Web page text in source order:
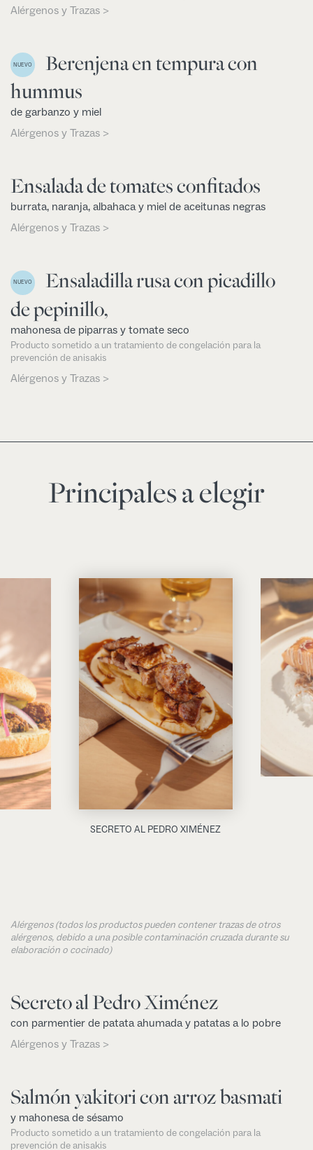
Alérgenos y Trazas >
NUEVO
Berenjena en tempura con
hummus
de garbanzo y miel
Alérgenos y Trazas >
Ensalada de tomates confitados
burrata, naranja, albahaca y miel de aceitunas negras
Alérgenos y Trazas >
NUEVO
Ensaladilla rusa con picadillo
de pepinillo,
mahonesa de piparras y tomate seco
Producto sometido a un tratamiento de congelación para la
prevención de anisakis
Alérgenos y Trazas >
Principales a elegir
SECRETO AL PEDRO XIMÉNEZ
Alérgenos (todos los productos pueden contener trazas de otros
alérgenos, debido a una posible contaminación cruzada durante su
elaboración o cocinado)
Secreto al Pedro Ximénez
con parmentier de patata ahumada y patatas a lo pobre
Alérgenos y Trazas >
Salmón yakitori con arroz basmati
y mahonesa de sésamo
Producto sometido a un tratamiento de congelación para la
prevención de anisakis